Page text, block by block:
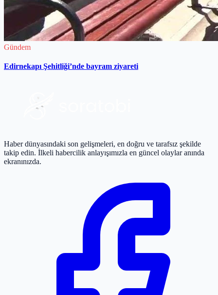
Gündem
Edirnekapı Şehitliği’nde bayram ziyareti
Haber dünyasındaki son gelişmeleri, en doğru ve tarafsız şekilde
takip edin. İlkeli habercilik anlayışımızla en güncel olaylar anında
ekranınızda.